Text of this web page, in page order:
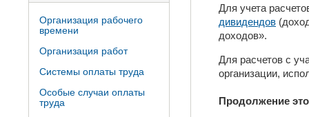
Для учета
дивидендов
доходов».
Для расчетов с
организации,
Продолжение
Организация рабочего
времени
Организация работ
Системы оплаты труда
Особые случаи оплаты
труда